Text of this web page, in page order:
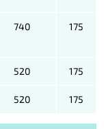
740 175
520 175
520 175